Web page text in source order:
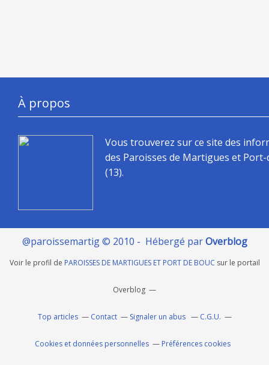
À propos
Vous trouverez sur ce site des
des Paroisses de Martigues et
(13).
@paroissemartig © 2010 - Hébergé parOverblog
Voir le profil de PAROISSES DE MARTIGUES ET PORT DE BOUC sur le portail
Overblog
Top articles Contact Signaler un abus C.G.U.
Cookies et données personnelles Préférences cookies